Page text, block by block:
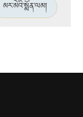
མར་མེའི་སྨོན་ལམ།